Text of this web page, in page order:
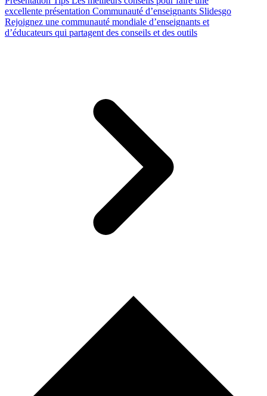
excellente présentation Communauté d’enseignants Slidesgo
Rejoignez une communauté mondiale d’enseignants et
d’éducateurs qui partagent des conseils et des outils